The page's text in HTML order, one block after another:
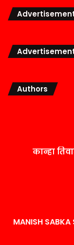
Authors
कान्हा
MANISH SABKA